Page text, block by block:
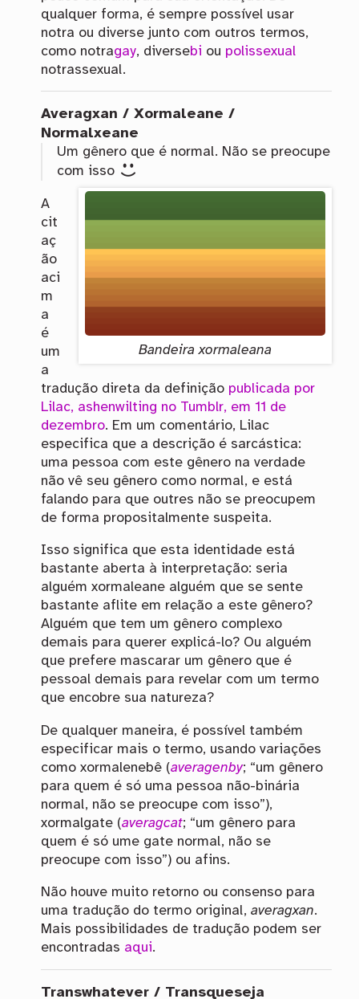
qualquer forma, é sempre possível usar
notra ou diverse junto com outros termos,
como notragay, diversebi ou polissexual
notrassexual.
Averagxan / Xormaleane /
Normalxeane
Um gênero que é normal. Não se preocupe
com isso
Bandeira xormaleana
A
cit
aç
ão
aci
m
a
é
um
a
tradução direta da definição publicada por
Lilac, ashenwilting no Tumblr, em 11 de
dezembro. Em um comentário, Lilac
especifica que a descrição é sarcástica:
uma pessoa com este gênero na verdade
não vê seu gênero como normal, e está
falando para que outres não se preocupem
de forma propositalmente suspeita.
Isso significa que esta identidade está
bastante aberta à interpretação: seria
alguém xormaleane alguém que se sente
bastante aflite em relação a este gênero?
Alguém que tem um gênero complexo
demais para querer explicá-lo? Ou alguém
que prefere mascarar um gênero que é
pessoal demais para revelar com um termo
que encobre sua natureza?
De qualquer maneira, é possível também
especificar mais o termo, usando variações
como xormalenebê (averagenby; “um gênero
para quem é só uma pessoa não-binária
normal, não se preocupe com isso”),
xormalgate (averagcat; “um gênero para
quem é só ume gate normal, não se
preocupe com isso”) ou afins.
Não houve muito retorno ou consenso para
uma tradução do termo original, averagxan.
Mais possibilidades de tradução podem ser
encontradas aqui.
Transwhatever / Transqueseja